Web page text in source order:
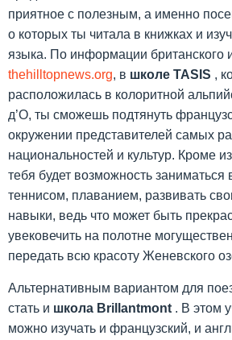
приятное с полезным, а именно
о которых ты читала в книжках и
языка. По информации британского
thehilltopnews.org, в школе TASIS ,
расположилась в колоритной
д’О, ты сможешь подтянуть
окружении представителей самых
национальностей и культур. Кроме
тебя будет возможность заниматься
теннисом, плаванием, развивать
навыки, ведь что может быть
увековечить на полотне
передать всю красоту Женевского
Альтернативным вариантом для
стать и школа Brillantmont . В этом
можно изучать и французский, и